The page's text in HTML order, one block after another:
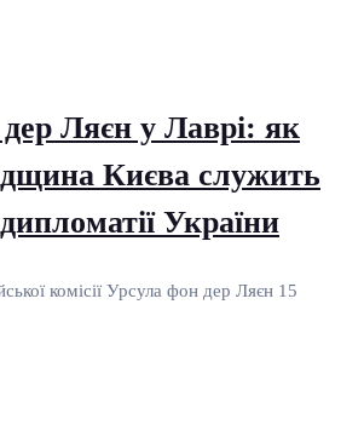
Ляєн у Лаврі: як
Києва служить
України
комісії Урсула фон дер Ляєн 15